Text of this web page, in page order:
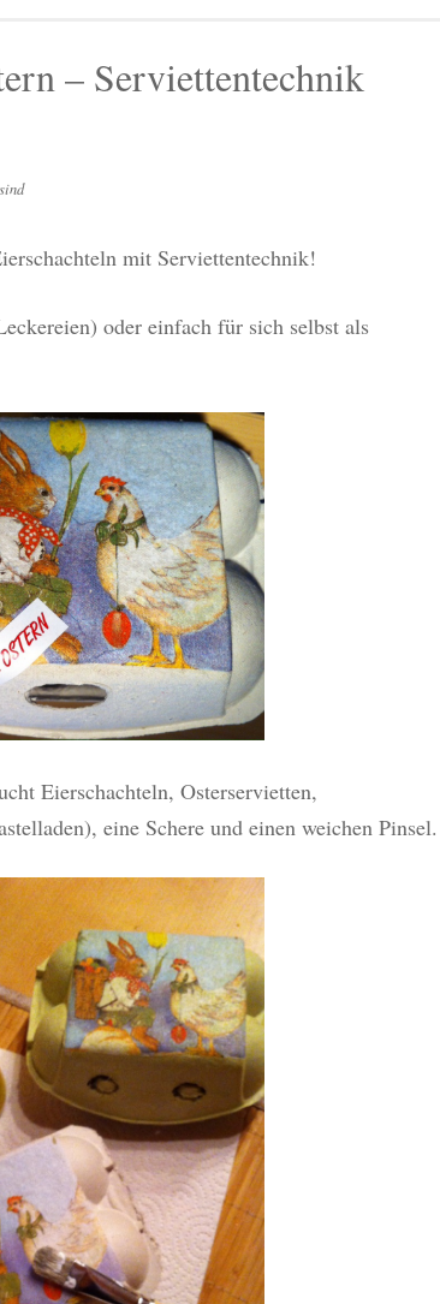
– Serviettentechnik
mit Serviettentechnik!
oder einfach für sich selbst als
Eierschachteln, Osterservietten,
eine Schere und einen weichen Pinsel.